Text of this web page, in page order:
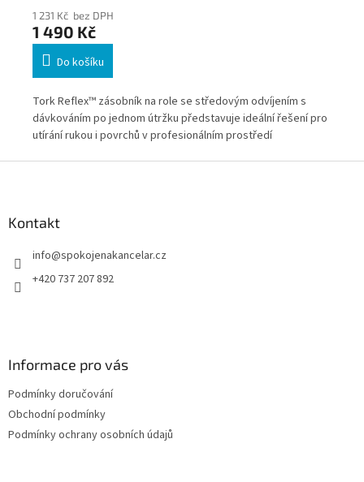
1 231 Kč bez DPH
1 490 Kč
Do košíku
Tork Reflex™ zásobník na role se středovým odvíjením s
dávkováním po jednom útržku představuje ideální řešení pro
utírání rukou i povrchů v profesionálním prostředí
Kontakt
info@spokojenakancelar.cz
+420 737 207 892
Informace pro vás
Podmínky doručování
Obchodní podmínky
Podmínky ochrany osobních údajů